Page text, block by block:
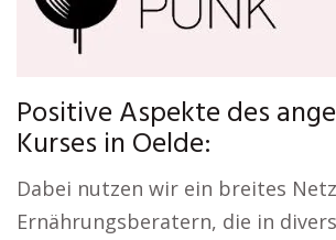
Positive Aspekte des
Kurses in Oelde:
Dabei nutzen wir ein breites
Ernährungsberatern, die in